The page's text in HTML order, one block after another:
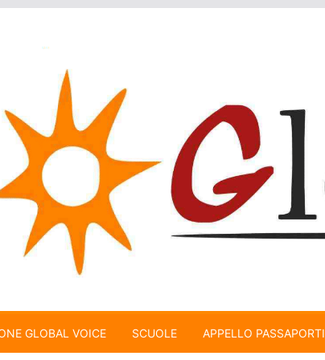
GLOBAL VOICE SCUOLE APPELLO PASSAPORTI